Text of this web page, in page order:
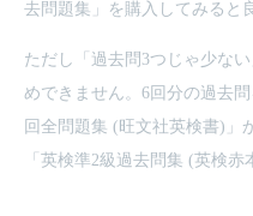
去問題集 」を購入してみると
ただし「過去問3つじゃ少な
めできません。6回分の過去問
回全問題集 (旺文社英検書) 」
「 英検準2級過去問集 (英検赤